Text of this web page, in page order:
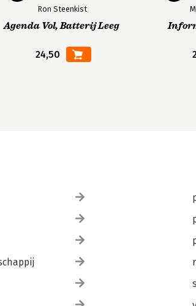
Ron Steenkist
Agenda Vol, Batterij Leeg
24,50